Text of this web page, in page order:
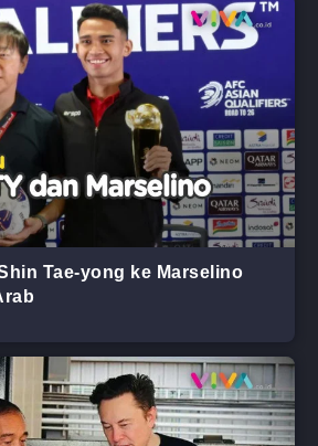
Tae-yong ke Marselino